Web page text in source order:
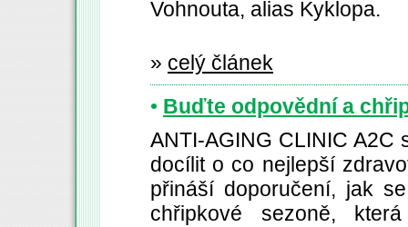
Vohnouta, alias Kyklopa.
» celý článek
• Buďte odpovědní a
ANTI-AGING CLINIC
docílit o co nejlepší
přináší doporučení, jak
chřipkové sezoně,